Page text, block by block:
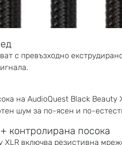
с превъзходно
на AudioQuest Black Beauty
шум за по-ясен и по-
контролирана посока
включва резистивна